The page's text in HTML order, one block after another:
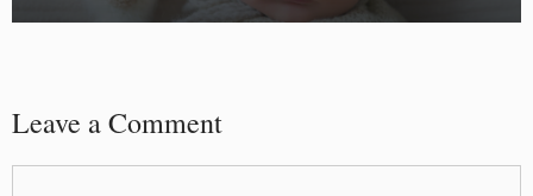
Leave a Comment